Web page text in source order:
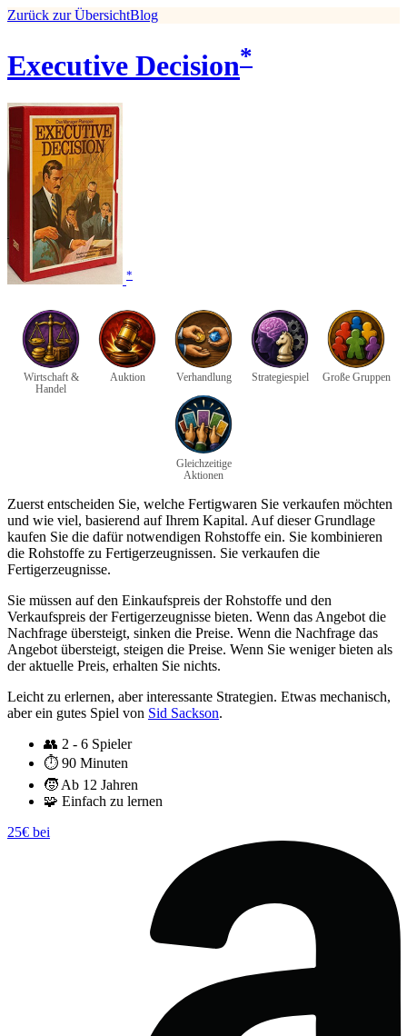
Zurück zur ÜbersichtBlog
Executive Decision*
*
Wirtschaft &
Handel
Auktion Verhandlung Strategiespiel Große Gruppen
Gleichzeitige
Aktionen
Zuerst entscheiden Sie, welche Fertigwaren Sie verkaufen möchten
und wie viel, basierend auf Ihrem Kapital. Auf dieser Grundlage
kaufen Sie die dafür notwendigen Rohstoffe ein. Sie kombinieren
die Rohstoffe zu Fertigerzeugnissen. Sie verkaufen die
Fertigerzeugnisse.
Sie müssen auf den Einkaufspreis der Rohstoffe und den
Verkaufspreis der Fertigerzeugnisse bieten. Wenn das Angebot die
Nachfrage übersteigt, sinken die Preise. Wenn die Nachfrage das
Angebot übersteigt, steigen die Preise. Wenn Sie weniger bieten als
der aktuelle Preis, erhalten Sie nichts.
Leicht zu erlernen, aber interessante Strategien. Etwas mechanisch,
aber ein gutes Spiel von Sid Sackson.
👥 2 - 6 Spieler
⏱️ 90 Minuten
🧒 Ab 12 Jahren
🧩 Einfach zu lernen
25€ bei